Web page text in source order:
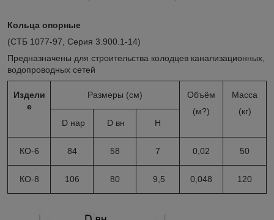
Кольца опорные
(СТБ 1077-97, Серия 3.900.1-14)
Предназначены для строительства колодцев канализационных,
водопроводных сетей
Издели
е
Размеры (см)
Объём
(м?)
Масса
(кг)
D нар
D вн H
КО-6 84 58 7 0,02 50
КО-8 106 80 9,5 0,048 120